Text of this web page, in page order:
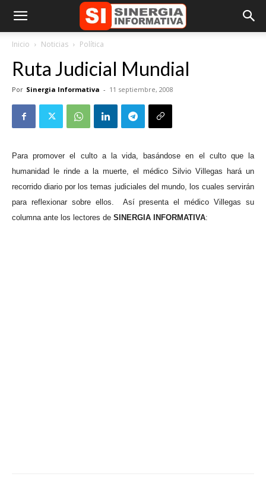
Inicio Noticias Política
Ruta Judicial Mundial
Por Sinergia Informativa - 11 septiembre, 2008
Para promover el culto a la vida, basándose en el culto que la
humanidad le rinde a la muerte, el médico Silvio Villegas hará un
recorrido diario por los temas judiciales del mundo, los cuales servirán
para reflexionar sobre ellos.
Así presenta el médico Villegas su
columna ante los lectores de SINERGIA INFORMATIVA: